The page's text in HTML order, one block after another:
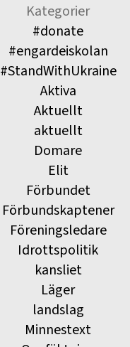
Kategorier
#donate
#engardeiskolan
#StandWithUkraine
Aktiva
Aktuellt
aktuellt
Domare
Elit
Förbundet
Förbundskaptener
Föreningsledare
Idrottspolitik
kansliet
Läger
landslag
Minnestext